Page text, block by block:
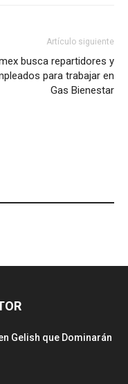
Artículo siguiente
busca repartidores y
para trabajar en
Gas Bienestar
Gelish que Dominarán